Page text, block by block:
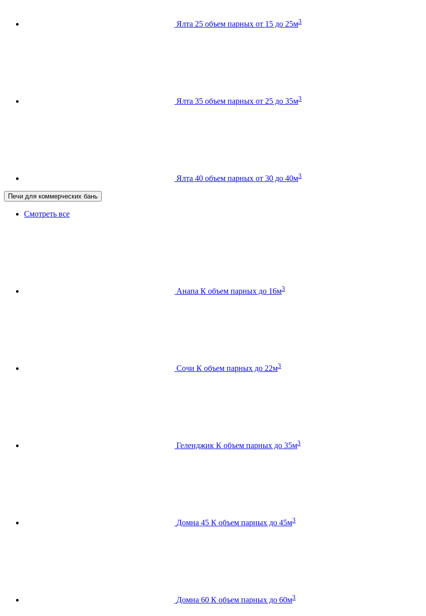
Ялта 25 объем парных от 15 до 25м3
Ялта 35 объем парных от 25 до 35м3
Ялта 40 объем парных от 30 до 40м3
Печи для коммерческих бань
Смотреть все
Анапа К объем парных до 16м3
Сочи К объем парных до 22м3
Геленджик К объем парных до 35м3
Домна 45 К объем парных до 45м3
Домна 60 К объем парных до 60м3